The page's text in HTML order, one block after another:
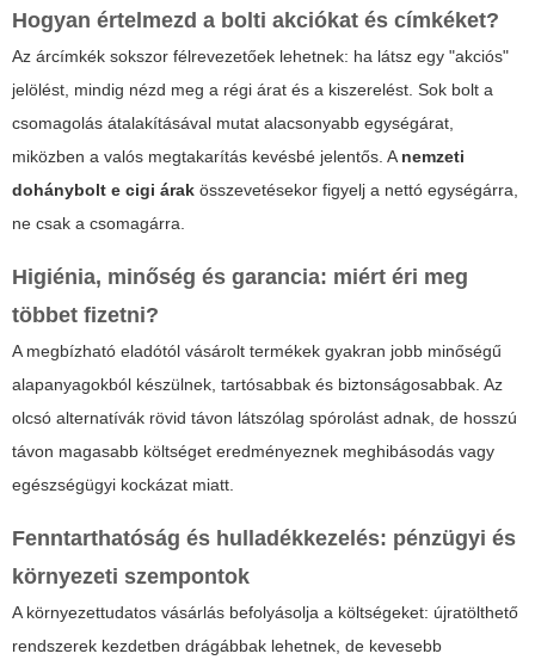
Hogyan értelmezd a bolti akciókat és címkéket?
Az árcímkék sokszor félrevezetőek lehetnek: ha látsz egy "akciós"
jelölést, mindig nézd meg a régi árat és a kiszerelést. Sok bolt a
csomagolás átalakításával mutat alacsonyabb egységárat,
miközben a valós megtakarítás kevésbé jelentős. Anemzeti
dohánybolt e cigi árak összevetésekor figyelj a nettó egységárra,
ne csak a csomagárra.
Higiénia, minőség és garancia: miért éri meg
többet fizetni?
A megbízható eladótól vásárolt termékek gyakran jobb minőségű
alapanyagokból készülnek, tartósabbak és biztonságosabbak. Az
olcsó alternatívák rövid távon látszólag spórolást adnak, de hosszú
távon magasabb költséget eredményeznek meghibásodás vagy
egészségügyi kockázat miatt.
Fenntarthatóság és hulladékkezelés: pénzügyi és
környezeti szempontok
A környezettudatos vásárlás befolyásolja a költségeket: újratölthető
rendszerek kezdetben drágábbak lehetnek, de kevesebb